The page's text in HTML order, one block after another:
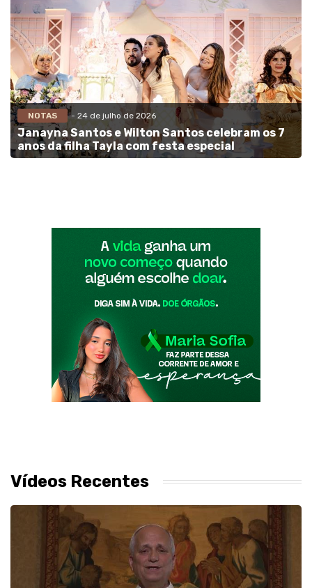
NOTAS - 24 de julho de 2026
Janayna Santos e Wilton Santos celebram os 7
anos da filha Tayla com festa especial
Vídeos Recentes